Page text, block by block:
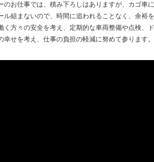
お仕事では、積み下ろしはありますが、カゴ車
組まないので、時間に追われることなく、余裕
方々の安全を考え、定期的な車両整備や点検、
せを考え、仕事の負担の軽減に努めて参ります。